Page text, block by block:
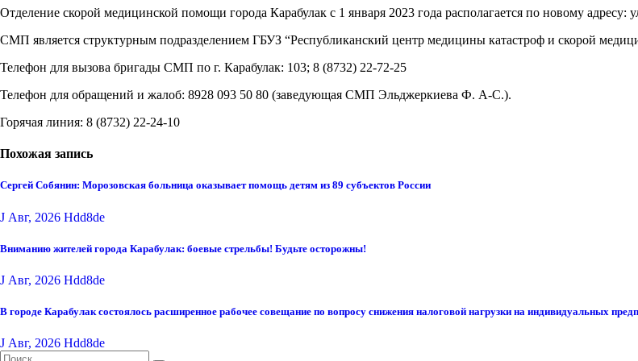
Отделение скорой медицинской помощи города Карабулак с 1 января 2023 года располагается по новому адресу:
СМП является структурным подразделением ГБУЗ “Республиканский центр медицины катастроф и скорой
Телефон для вызова бригады СМП по г. Карабулак: 103; 8 (8732) 22-72-25
Телефон для обращений и жалоб: 8928 093 50 80 (заведующая СМП Эльджеркиева Ф. А-С.).
Горячая линия: 8 (8732) 22-24-10
Похожая запись
Сергей Собянин: Морозовская больница оказывает помощь детям из 89 субъектов России
J Авг, 2026 Hdd8de
Вниманию жителей города Карабулак: боевые стрельбы! Будьте осторожны!
J Авг, 2026 Hdd8de
В городе Карабулак состоялось расширенное рабочее совещание по вопросу снижения налоговой нагрузки на индивидуальных
J Авг, 2026 Hdd8de